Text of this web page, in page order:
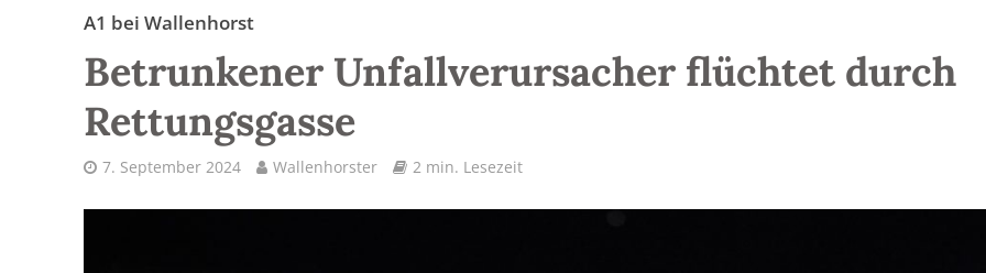
A1 bei Wallenhorst
Betrunkener Unfallverursacher flüchtet durch
Rettungsgasse
7. September 2024 Wallenhorster 2 min. Lesezeit